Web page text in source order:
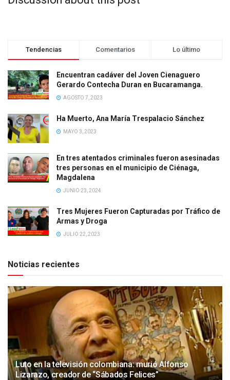
Tendencias Comentarios Lo último
Encuentran cadáver del Joven Cienaguero
Gerardo Contecha Duran en Bucaramanga.
AGOSTO 7, 2023
Ha Muerto, Ana María Trespalacio Sánchez
MAYO 3, 2023
En tres atentados criminales fueron asesinadas
tres personas en el municipio de Ciénaga,
Magdalena
JUNIO 23, 2024
Tres Mujeres Fueron Capturadas por Tráfico de
Armas y Droga
JULIO 22, 2023
Noticias recientes
Luto en la televisión colombiana: murió Alfonso
Lizarazo, creador de “Sábados Felices”